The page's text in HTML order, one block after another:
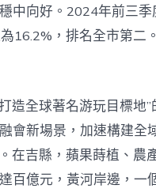
中向好。2024年前三
16.2%，排名全市第二。
全球著名游玩目標地”
會新場景，加速構建全
在吉縣，蘋果蒔植、農
百億元，黃河岸邊，一